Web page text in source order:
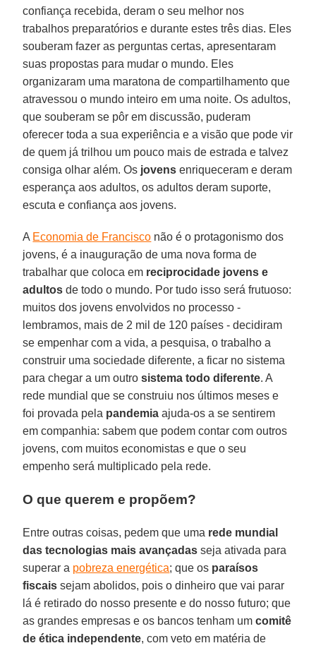
confiança recebida, deram o seu melhor nos
trabalhos preparatórios e durante estes três dias. Eles
souberam fazer as perguntas certas, apresentaram
suas propostas para mudar o mundo. Eles
organizaram uma maratona de compartilhamento que
atravessou o mundo inteiro em uma noite. Os adultos,
que souberam se pôr em discussão, puderam
oferecer toda a sua experiência e a visão que pode vir
de quem já trilhou um pouco mais de estrada e talvez
consiga olhar além. Os jovens enriqueceram e deram
esperança aos adultos, os adultos deram suporte,
escuta e confiança aos jovens.
A Economia de Francisco não é o protagonismo dos
jovens, é a inauguração de uma nova forma de
trabalhar que coloca em reciprocidade jovens e
adultos de todo o mundo. Por tudo isso será frutuoso:
muitos dos jovens envolvidos no processo -
lembramos, mais de 2 mil de 120 países - decidiram
se empenhar com a vida, a pesquisa, o trabalho a
construir uma sociedade diferente, a ficar no sistema
para chegar a um outrosistema todo diferente. A
rede mundial que se construiu nos últimos meses e
foi provada pela pandemia ajuda-os a se sentirem
em companhia: sabem que podem contar com outros
jovens, com muitos economistas e que o seu
empenho será multiplicado pela rede.
O que querem e propõem?
Entre outras coisas, pedem que uma rede mundial
das tecnologias mais avançadas seja ativada para
superar a pobreza energética; que os paraísos
fiscais sejam abolidos, pois o dinheiro que vai parar
lá é retirado do nosso presente e do nosso futuro; que
as grandes empresas e os bancos tenham umcomitê
de ética independente, com veto em matéria de